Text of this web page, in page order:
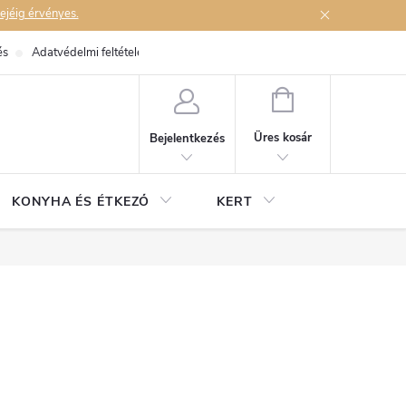
érvényes.
Adatvédelmi feltételek
Bejelentkezés
KOSÁR
Üres kosár
KONYHA ÉS ÉTKEZŐ KERT